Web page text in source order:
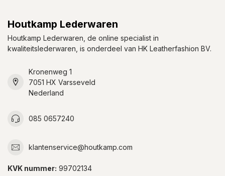
Houtkamp Lederwaren
Houtkamp Lederwaren, de online specialist in
kwaliteitslederwaren, is onderdeel van HK Leatherfashion BV.
Kronenweg 1
7051 HX Varsseveld
Nederland
085 0657240
klantenservice@houtkamp.com
KVK nummer: 99702134